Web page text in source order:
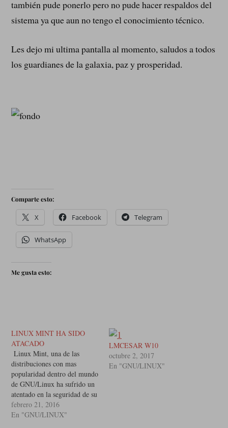
también pude ponerlo pero no pude hacer respaldos del
sistema ya que aun no tengo el conocimiento técnico.
Les dejo mi ultima pantalla al momento, saludos a todos
los guardianes de la galaxia, paz y prosperidad.
Comparte esto:
X Facebook Telegram
WhatsApp
Me gusta esto:
LINUX MINT HA SIDO
ATACADO
Linux Mint, una de las
distribuciones con mas
popularidad dentro del mundo
de GNU/Linux ha sufrido un
atentado en la seguridad de su
pagina web insertando ISO
diseñados con
febrero 21, 2016
En "GNU/LINUX"
LMCESAR W10
octubre 2, 2017
En "GNU/LINUX"